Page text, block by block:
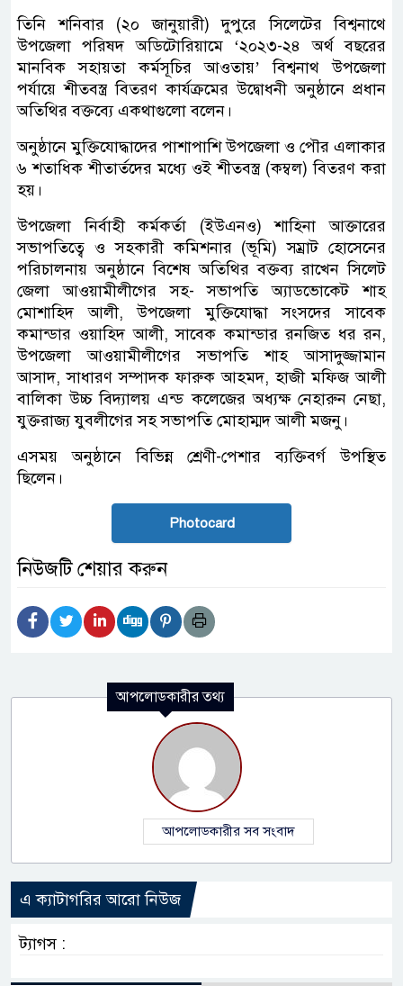
তিনি শনিবার (২০ জানুয়ারী) দুপুরে সিলেটের বিশ্বনাথে
উপজেলা পরিষদ অডিটোরিয়ামে ‘২০২৩-২৪ অর্থ বছরের
মানবিক সহায়তা কর্মসূচির আওতায়’ বিশ্বনাথ উপজেলা
পর্যায়ে শীতবস্ত্র বিতরণ কার্যক্রমের উদ্বোধনী অনুষ্ঠানে প্রধান
অতিথির বক্তব্যে একথাগুলো বলেন।
অনুষ্ঠানে মুক্তিযোদ্ধাদের পাশাপাশি উপজেলা ও পৌর এলাকার
৬ শতাধিক শীতার্তদের মধ্যে ওই শীতবস্ত্র (কম্বল) বিতরণ করা
হয়।
উপজেলা নির্বাহী কর্মকর্তা (ইউএনও) শাহিনা আক্তারের
সভাপতিত্বে ও সহকারী কমিশনার (ভূমি) সম্রাট হোসেনের
পরিচালনায় অনুষ্ঠানে বিশেষ অতিথির বক্তব্য রাখেন সিলেট
জেলা আওয়ামীলীগের সহ- সভাপতি অ্যাডভোকেট শাহ
মোশাহিদ আলী, উপজেলা মুক্তিযোদ্ধা সংসদের সাবেক
কমান্ডার ওয়াহিদ আলী, সাবেক কমান্ডার রনজিত ধর রন,
উপজেলা আওয়ামীলীগের সভাপতি শাহ আসাদুজ্জামান
আসাদ, সাধারণ সম্পাদক ফারুক আহমদ, হাজী মফিজ আলী
বালিকা উচ্চ বিদ্যালয় এন্ড কলেজের অধ্যক্ষ নেহারুন নেছা,
যুক্তরাজ্য যুবলীগের সহ সভাপতি মোহাম্মদ আলী মজনু।
এসময় অনুষ্ঠানে বিভিন্ন শ্রেণী-পেশার ব্যক্তিবর্গ উপস্থিত
ছিলেন।
Photocard
নিউজটি শেয়ার করুন
আপলোডকারীর তথ্য
আপলোডকারীর সব সংবাদ
এ ক্যাটাগরির আরো নিউজ
ট্যাগস :